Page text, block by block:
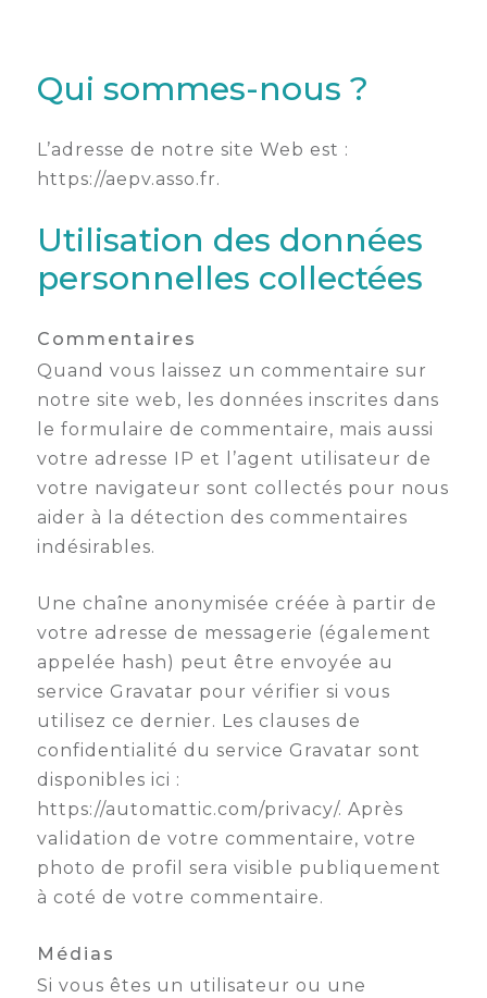
Club
managers
au
Defi
sportif
Semaine
de
Congrès
et
salons
collaboratifs
Agenda
Newsletter
membres
Kit
l’adhérent
Bâtiment
Services
privilèges
Proposer
offre
Qui sommes-nous ?
L’adresse de notre site Web est :
https://aepv.asso.fr.
Utilisation des données
personnelles collectées
Commentaires
Quand vous laissez un commentaire sur
notre site web, les données inscrites dans
le formulaire de commentaire, mais aussi
votre adresse IP et l’agent utilisateur de
votre navigateur sont collectés pour nous
aider à la détection des commentaires
indésirables.
Une chaîne anonymisée créée à partir de
votre adresse de messagerie (également
appelée hash) peut être envoyée au
service Gravatar pour vérifier si vous
utilisez ce dernier. Les clauses de
confidentialité du service Gravatar sont
disponibles ici :
https://automattic.com/privacy/. Après
validation de votre commentaire, votre
photo de profil sera visible publiquement
à coté de votre commentaire.
Médias
Si vous êtes un utilisateur ou une